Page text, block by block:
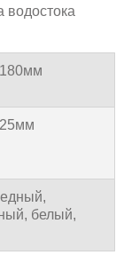
водостока
белый,